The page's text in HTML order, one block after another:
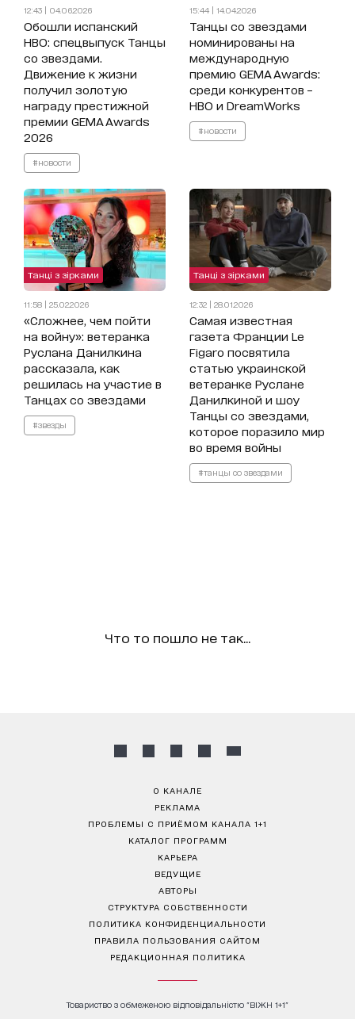
12:43 | 04.06.2026
Обошли испанский
HBO: спецвыпуск Танцы
со звездами.
Движение к жизни
получил золотую
награду престижной
премии GEMA Awards
2026
#новости
15:44 | 14.04.2026
Танцы со звездами
номинированы на
международную
премию GEMA Awards:
среди конкурентов –
HBO и DreamWorks
#новости
Танці з зірками
11:58 | 25.02.2026
«Сложнее, чем пойти
на войну»: ветеранка
Руслана Данилкина
рассказала, как
решилась на участие в
Танцах со звездами
#звезды
Танці з зірками
12:32 | 28.01.2026
Самая известная
газета Франции Le
Figaro посвятила
статью украинской
ветеранке Руслане
Данилкиной и шоу
Танцы со звездами,
которое поразило мир
во время войны
#танцы со звездами
Что то пошло не так...
О КАНАЛЕ
РЕКЛАМА
ПРОБЛЕМЫ С ПРИЁМОМ КАНАЛА 1+1
КАТАЛОГ ПРОГРАММ
КАРЬЕРА
ВЕДУЩИЕ
АВТОРЫ
СТРУКТУРА СОБСТВЕННОСТИ
ПОЛИТИКА КОНФИДЕНЦИАЛЬНОСТИ
ПРАВИЛА ПОЛЬЗОВАНИЯ САЙТОМ
РЕДАКЦИОННАЯ ПОЛИТИКА
Товариство з обмеженою відповідальністю "ВІЖН 1+1"